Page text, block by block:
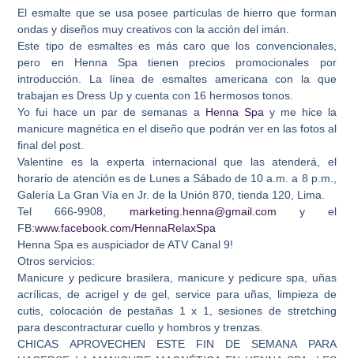
El esmalte que se usa posee partículas de hierro que forman
ondas y diseños muy creativos con la acción del imán.
Este tipo de esmaltes es más caro que los convencionales,
pero en Henna Spa tienen precios promocionales por
introducción. La línea de esmaltes americana con la que
trabajan es Dress Up y cuenta con 16 hermosos tonos.
Yo fui hace un par de semanas a Henna Spay me hice la
manicure magnética en el diseño que podrán ver en las fotos al
final del post.
Valentine es la experta internacional que las atenderá, el
horario de atención es de Lunes a Sábado de 10 a.m. a 8 p.m.,
Galería La Gran Vía en Jr. de la Unión 870, tienda 120, Lima.
Tel 666-9908, marketing.henna@gmail.com y el
FB:www.facebook.com/HennaRelaxSpa
Henna Spa es auspiciador de ATV Canal 9!
Otros servicios:
Manicure y pedicure brasilera, manicure y pedicure spa, uñas
acrílicas, de acrigel y de gel, service para uñas, limpieza de
cutis, colocación de pestañas 1 x 1, sesiones de stretching
para descontracturar cuello y hombros y trenzas.
CHICAS APROVECHEN ESTE FIN DE SEMANA PARA